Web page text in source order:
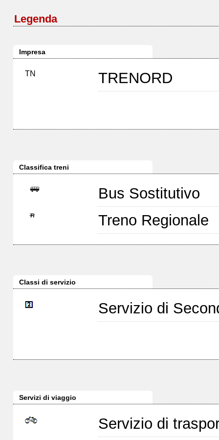
Legenda
Impresa
TN TRENORD
Classifica treni
Bus Sostitutivo
Treno Regionale
Classi di servizio
Servizio di
Servizi di viaggio
Servizio di